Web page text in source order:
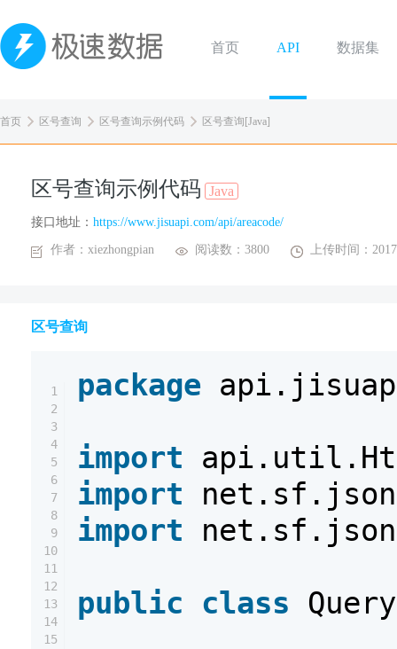
首页 API 数据集
首页 区号查询 区号查询示例代码 区号查询[Java]
区号查询示例代码 Java
接口地址： https://www.jisuapi.com/api/areacode/
作者：xiezhongpian 阅读数：3800 上传时间：
区号查询
1
2
3
4
5
6
7
8
9
10
11
12
13
14
15
package
import
import
import
public class